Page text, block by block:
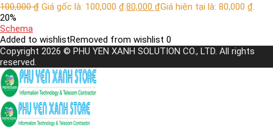
100,000₫ Giá gốc là: 100,000 ₫.80,000 ₫Giá hiện tại là: 80,000 ₫.
20%
Schema
Added to wishlistRemoved from wishlist 0
Copyright 2026 © PHU YEN XANH SOLUTION CO., LTD. All rights
reserved.